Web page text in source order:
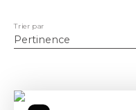
Pertinence
Trier par